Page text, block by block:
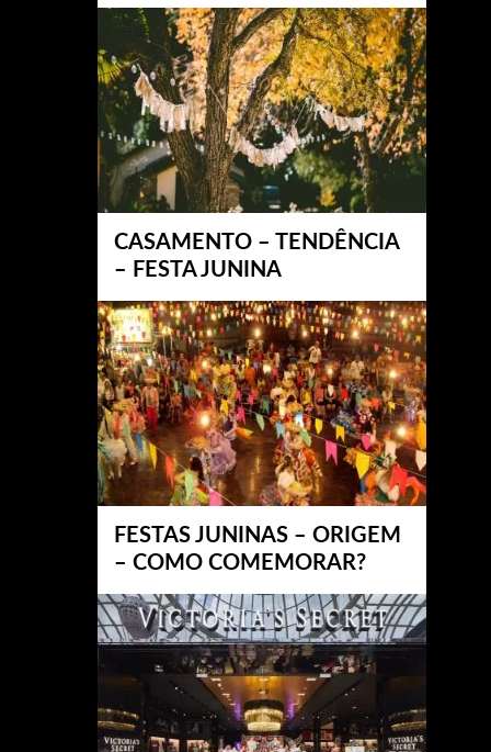
CASAMENTO – TENDÊNCIA
– FESTA JUNINA
FESTAS JUNINAS – ORIGEM
– COMO COMEMORAR?